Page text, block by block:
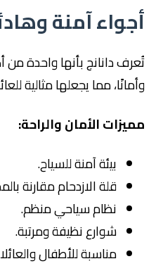
أجواء آمنة وهادئة
تُعرف دانانج بأنها واحدة من
وأمانًا، مما يجعلها مثالية
مميزات الأمان والراحة:
بيئة آمنة للسياح.
قلة الازدحام مقارنة
نظام سياحي منظم.
شوارع نظيفة ومرتبة.
مناسبة للأطفال والعائلات.